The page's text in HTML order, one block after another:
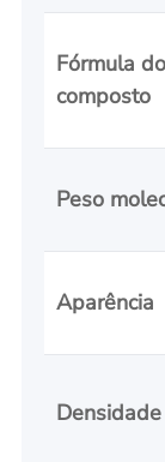
Fórmula do
composto
Peso
Aparência